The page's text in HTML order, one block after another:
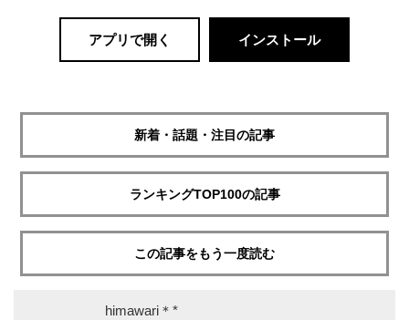
アプリで開く インストール
新着・話題・注目の記事
ランキングTOP100の記事
この記事をもう一度読む
himawari＊*